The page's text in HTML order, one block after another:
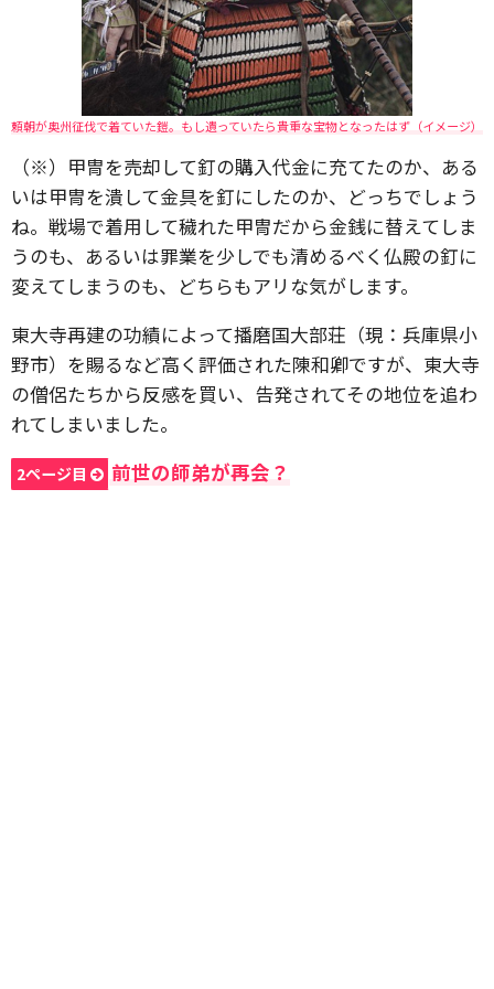
頼朝が奥州征伐で着ていた鎧。もし遺っていたら貴重な宝物となったはず（イメージ）
（※）甲冑を売却して釘の購入代金に充てたのか、ある
いは甲冑を潰して金具を釘にしたのか、どっちでしょう
ね。戦場で着用して穢れた甲冑だから金銭に替えてしま
うのも、あるいは罪業を少しでも清めるべく仏殿の釘に
変えてしまうのも、どちらもアリな気がします。
東大寺再建の功績によって播磨国大部荘（現：兵庫県小
野市）を賜るなど高く評価された陳和卿ですが、東大寺
の僧侶たちから反感を買い、告発されてその地位を追わ
れてしまいました。
2ページ目 前世の師弟が再会？